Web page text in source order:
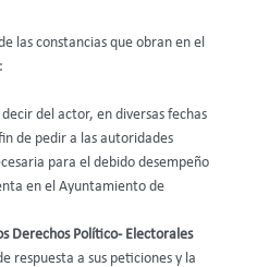
las constancias que obran en el
decir del actor, en diversas fechas
de pedir a las autoridades
para el debido desempeño
en el Ayuntamiento de
Derechos Político- Electorales
respuesta a sus peticiones y la